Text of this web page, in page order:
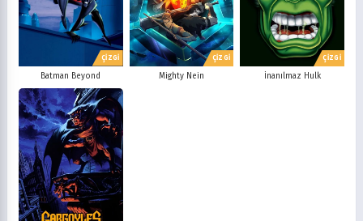
ÇİZGİ
Batman Beyond
ÇİZGİ
Mighty Nein
ÇİZGİ
İnanılmaz Hulk